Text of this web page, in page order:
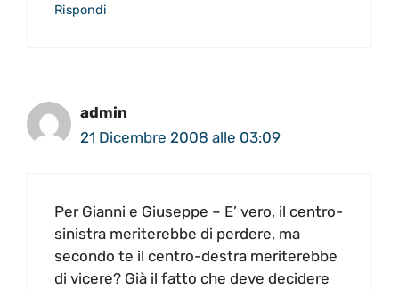
Rispondi
admin
21 Dicembre 2008 alle 03:09
Per Gianni e Giuseppe – E’ vero, il centro-
sinistra meriterebbe di perdere, ma
secondo te il centro-destra meriterebbe
di vicere? Già il fatto che deve decidere